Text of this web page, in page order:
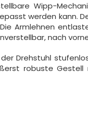
Wipp-
werden kann.
Armlehnen
nach
Drehstuhl
robuste Gestell